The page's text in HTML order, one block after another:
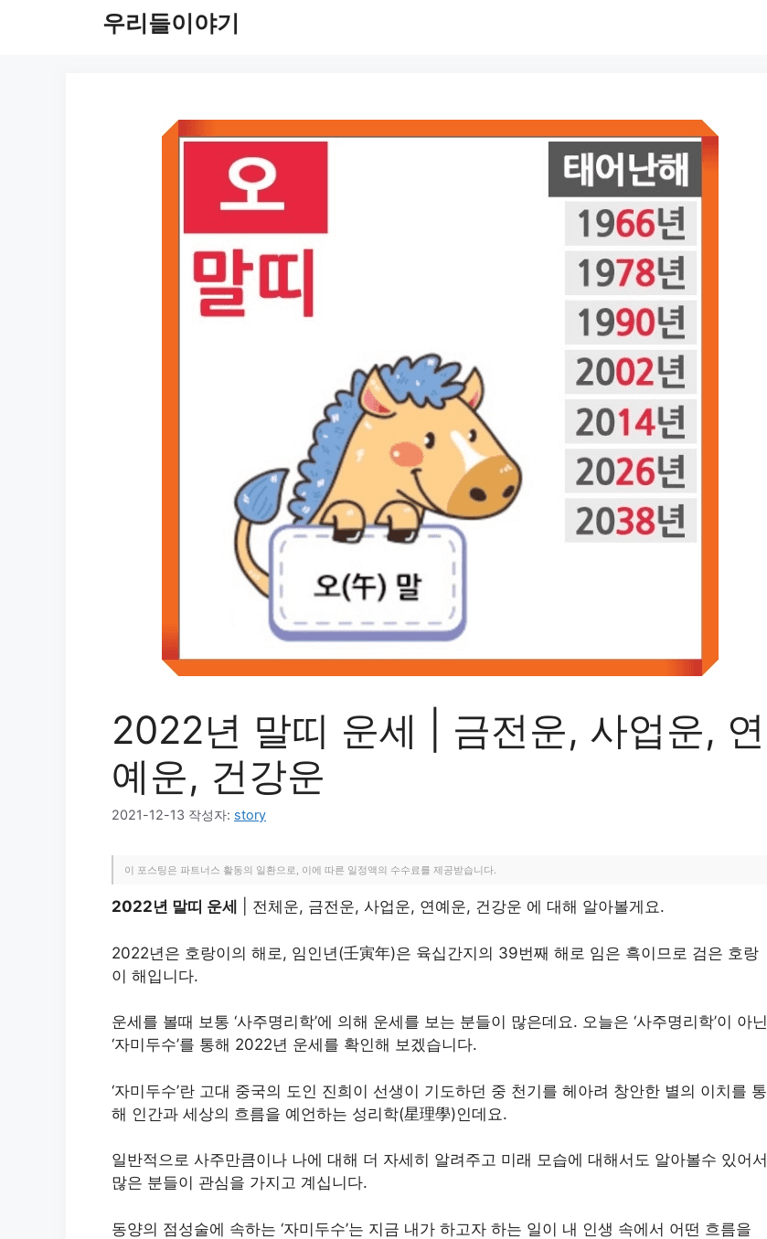
우리들이야기
2022년 말띠 운세 | 금전운, 사업운, 연
예운, 건강운
2021-12-13 작성자: story
이 포스팅은 파트너스 활동의 일환으로, 이에 따른 일정액의 수수료를 제공받습니다.
2022년 말띠 운세 | 전체운, 금전운, 사업운, 연예운, 건강운 에 대해 알아볼게요.
2022년은 호랑이의 해로, 임인년(壬寅年)은 육십간지의 39번째 해로 임은 흑이므로 검은 호랑
이 해입니다. ​
운세를 볼때 보통 ‘사주명리학’에 의해 운세를 보는 분들이 많은데요. 오늘은 ‘사주명리학’이 아닌
‘자미두수’를 통해 2022년 운세를 확인해 보겠습니다.
‘자미두수’란 고대 중국의 도인 진희이 선생이 기도하던 중 천기를 헤아려 창안한 별의 이치를 통
해 인간과 세상의 흐름을 예언하는 성리학(星理學)인데요.
일반적으로 사주만큼이나 나에 대해 더 자세히 알려주고 미래 모습에 대해서도 알아볼수 있어서
많은 분들이 관심을 가지고 계십니다.
동양의 점성술에 속하는 ‘자미두수’는 지금 내가 하고자 하는 일이 내 인생 속에서 어떤 흐름을